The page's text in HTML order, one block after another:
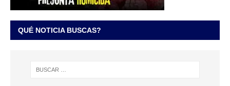
QUÉ NOTICIA BUSCAS?